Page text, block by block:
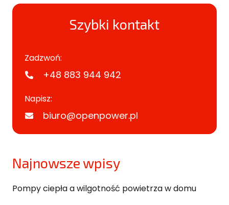
Szybki kontakt
Zadzwoń:
+48 883 944 942
Napisz:
biuro@openpower.pl
Najnowsze wpisy
Pompy ciepła a wilgotność powietrza w domu